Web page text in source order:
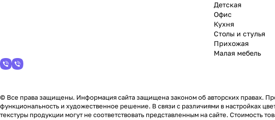
Детская
Офис
Кухня
Столы и стулья
Прихожая
Малая мебель
© Все права защищены. Информация сайта защищена законом об авторских правах.
функциональность и художественное решение. В связи с различиями в настройках
текстуры продукции могут не соответствовать представленным на сайте. Стоимость